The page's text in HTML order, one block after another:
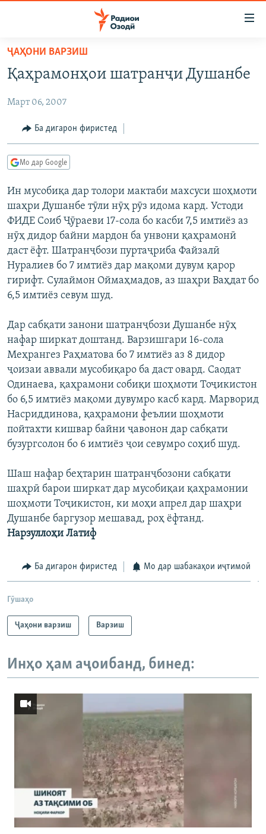
Ҷаҳиш
мояи
Ҷаҳиш
Ҷаҳиш
ҷустор
СИЁСАТ
ИҚТИСОД
ҶОМЕА
ОСИЁИ МАРКАЗӢ
ФАРҲАНГ
МЕҲМОНИ ОЗОДӢ
ВАРЗИШ
ГАПИ ОЗОД
РӮЗГОРИ МУҲОҶИР
САЛОМ, ХОҲАР
ҶАНГ ДАР УКРАИНА
НАЗАРИ МАРДУМ
БЛОГИСТОН
ОЗОДӢ ОНЛАЙН
ЧАНДРАСОНАӢ
ВИДЕО
НИГОРИСТОН
ГУЗОРИШҲОИ РАДИОӢ
РӮЙХАТҲО
КИТОБҲОИ ОЗОДӢ
Русский
ПАЙГИРӢ КУНЕД
Ҳамаи сомонаҳои RFE/RL
ҶАҲОНИ ВАРЗИШ
Қаҳрамонҳои шатранҷи Душанбе
Март 06, 2007
Ба дигарон фиристед
Мо дар Google
Ин мусобиқа дар толори мактаби махсуси шоҳмоти
шаҳри Душанбе тӯли нӯҳ рӯз идома кард. Устоди
ФИДЕ Соиб Ҷӯраеви 17-сола бо касби 7,5 имтиёз аз
нӯҳ дидор байни мардон ба унвони қаҳрамонӣ
даст ёфт. Шатранҷбози пуртаҷриба Файзалӣ
Нуралиев бо 7 имтиёз дар мақоми дувум қарор
гирифт. Сулаймон Оймаҳмадов, аз шаҳри Ваҳдат бо
6,5 имтиёз севум шуд.
Дар сабқати занони шатранҷбози Душанбе нӯҳ
нафар ширкат доштанд. Варзишгари 16-сола
Меҳрангез Раҳматова бо 7 имтиёз аз 8 дидор
ҷоизаи аввали мусобиқаро ба даст овард. Саодат
Одинаева, қаҳрамони собиқи шоҳмоти Тоҷикистон
бо 6,5 имтиёз мақоми дувумро касб кард. Марворид
Насриддинова, қаҳрамони феълии шоҳмоти
пойтахти кишвар байни ҷавонон дар сабқати
бузургсолон бо 6 имтиёз ҷои севумро соҳиб шуд.
Шаш нафар беҳтарин шатранҷбозони сабқати
шаҳрӣ барои ширкат дар мусобиқаи қаҳрамонии
шоҳмоти Тоҷикистон, ки моҳи апрел дар шаҳри
Душанбе баргузор мешавад, роҳ ёфтанд.
Нарзуллоҳи Латиф
Ба дигарон фиристед Мо дар шабакаҳои иҷтимоӣ
Гӯшаҳо
Ҷаҳони варзиш Варзиш
Инҳо ҳам аҷоибанд, бинед: